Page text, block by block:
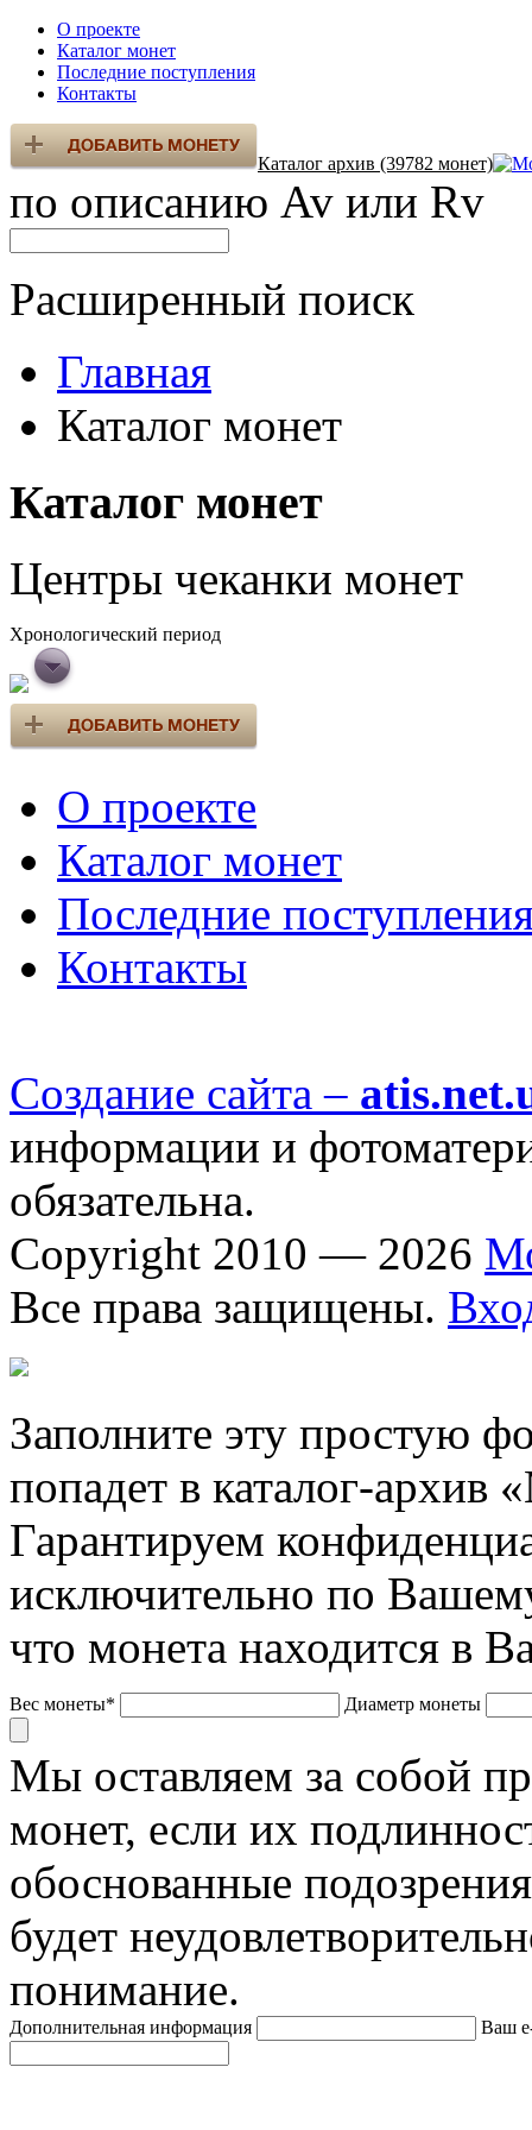
О проекте
Каталог монет
Последние поступления
Контакты
Каталог архив (39782 монет)
по описанию Av или Rv
Расширенный поиск
Главная
Каталог монет
Каталог монет
Центры чеканки монет
Хронологический период
О проекте
Каталог монет
Последние
Контакты
Создание сайта –
информации и
обязательна.
Copyright 2010 — 2026
Все права защищены.
Заполните эту простую
попадет в каталог-архив
Гарантируем
исключительно по
что монета находится в
Вес монеты* Диаметр монеты
Мы оставляем за собой
монет, если их
обоснованные
будет
понимание.
Дополнительная информация Ваш